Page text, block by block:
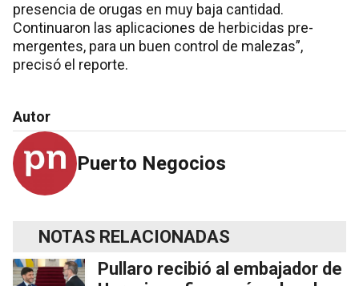
presencia de orugas en muy baja cantidad.
Continuaron las aplicaciones de herbicidas pre-
mergentes, para un buen control de malezas”,
precisó el reporte.
Autor
Puerto Negocios
NOTAS RELACIONADAS
Pullaro recibió al embajador de